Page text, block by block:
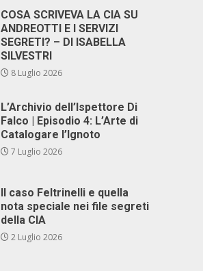
COSA SCRIVEVA LA CIA SU
ANDREOTTI E I SERVIZI
SEGRETI? – DI ISABELLA
SILVESTRI
8 Luglio 2026
L’Archivio dell’Ispettore Di
Falco | Episodio 4: L’Arte di
Catalogare l’Ignoto
7 Luglio 2026
Il caso Feltrinelli e quella
nota speciale nei file segreti
della CIA
2 Luglio 2026